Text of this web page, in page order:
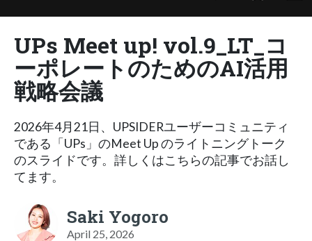
UPs Meet up! vol.9_LT_コ
ーポレートのためのAI活用
戦略会議
2026年4月21日、UPSIDERユーザーコミュニティ
である「UPs」のMeet Up のライトニングトーク
のスライドです。詳しくはこちらの記事でお話し
てます。
Saki Yogoro
April 25, 2026